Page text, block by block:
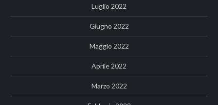
Luglio 2022
Giugno 2022
Maggio 2022
Aprile 2022
Marzo 2022